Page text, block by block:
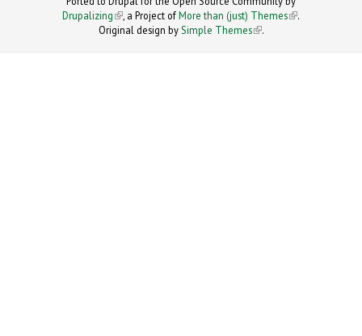
Drupalizing(link is external)
, a Project ofMore than (just) Themes (link is
.
Original design by Simple Themes
(link is
.